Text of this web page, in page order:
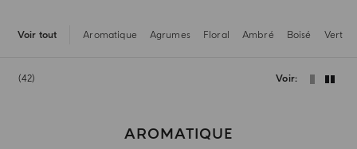
Voir tout Aromatique Agrumes Floral Ambré Boisé Vert
42 Voir
AROMATIQUE